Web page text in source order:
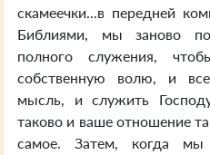
скамеечки...в передней
Библиями, мы заново
полного служения,
собственную волю, и
мысль, и служить
таково и ваше отношение
самое. Затем, когда